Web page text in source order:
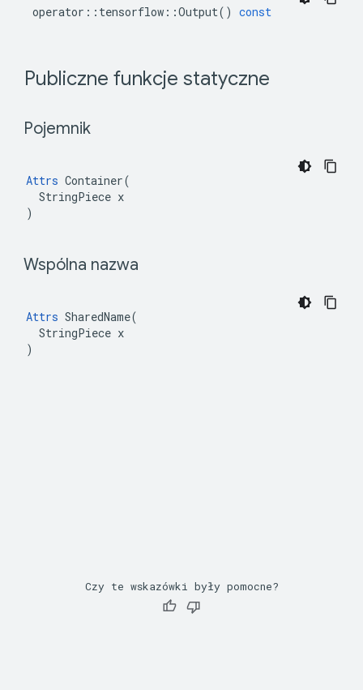
operator :: tensorflow ::Output() const
Publiczne funkcje statyczne
Pojemnik
Attrs Container(
  StringPiece x
)
Wspólna nazwa
Attrs SharedName(
  StringPiece x
)
Czy te wskazówki były pomocne?